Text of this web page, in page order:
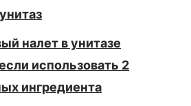
налет в унитазе
использовать 2
ингредиента